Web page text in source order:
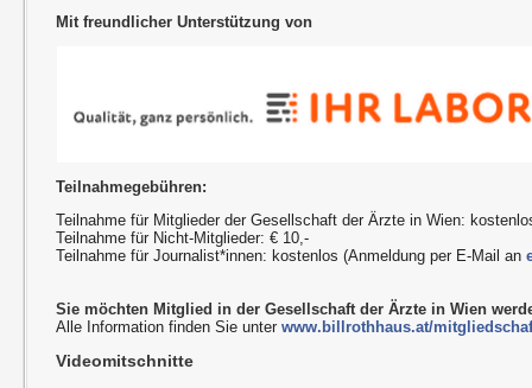
Mit freundlicher Unterstützung von
Teilnahmegebühren:
Teilnahme für Mitglieder der Gesellschaft der Ärzte in Wien:
Teilnahme für Nicht-Mitglieder: € 10,-
Teilnahme für Journalist*innen: kostenlos (Anmeldung per E-Mail an
Sie möchten Mitglied in der Gesellschaft der Ärzte in Wien
Alle Information finden Sie unterwww.billrothhaus.at/
Videomitschnitte